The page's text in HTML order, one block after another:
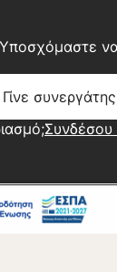
Γίνε
© Center